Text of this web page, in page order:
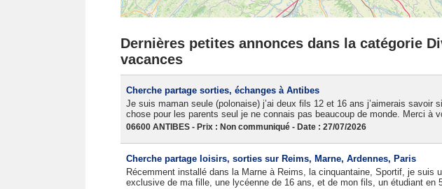
Dernières petites annonces dans la catégorie
vacances
Cherche partage sorties, échanges à Antibes
Je suis maman seule (polonaise) j’ai deux fils 12 et 16 ans j’aimerais savoir
chose pour les parents seul je ne connais pas beaucoup de monde. Merci à
06600 ANTIBES - Prix : Non communiqué - Date : 27/07/2026
Cherche partage loisirs, sorties sur Reims, Marne, Ardennes, Paris
Récemment installé dans la Marne à Reims, la cinquantaine, Sportif, je suis
exclusive de ma fille, une lycéenne de 16 ans, et de mon fils, un étudiant en